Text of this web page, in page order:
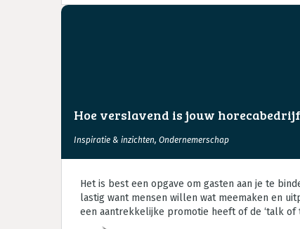
Inspiratie & inzichten, Ondernemerschap
Hoe verslavend is jouw
Het is best een opgave om gasten aan je te
lastig want mensen willen wat meemaken en
een aantrekkelijke promotie heeft of de ‘talk of